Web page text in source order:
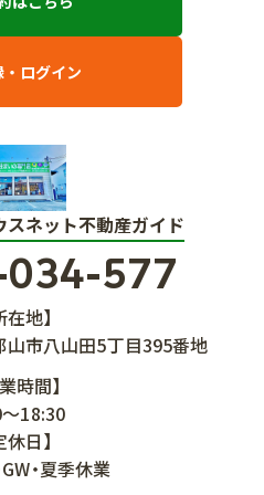
ログイン
ネット不動産ガイド
577
在地】
山市八山田5丁目395番地
時間】
18:30
休日】
・夏季休業